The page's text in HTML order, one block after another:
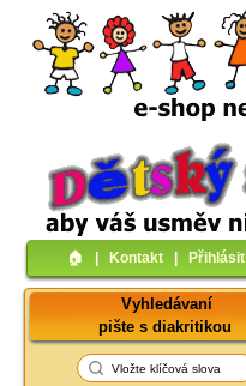
🏠︎ Kontakt Přihlásit
Vyhledávaní
pište s diakritikou